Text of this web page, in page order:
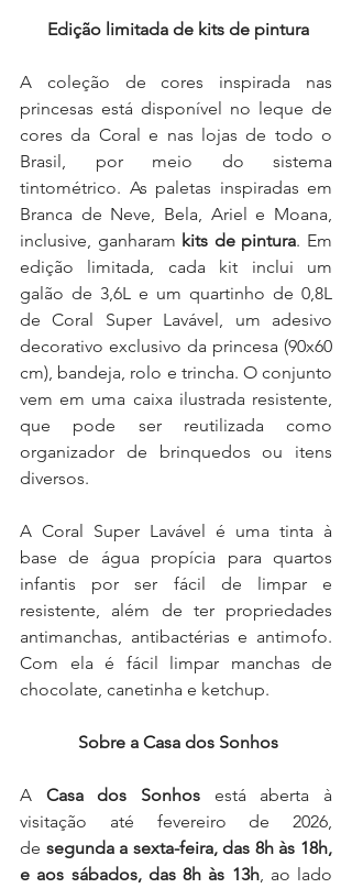
Edição limitada de kits de pintura
A coleção de cores inspirada nas
princesas está disponível no leque de
cores da Coral e nas lojas de todo o
Brasil, por meio do sistema
tintométrico. As paletas inspiradas em
Branca de Neve, Bela, Ariel e Moana,
inclusive, ganharam kits de pintura. Em
edição limitada, cada kit inclui um
galão de 3,6L e um quartinho de 0,8L
de Coral Super Lavável, um adesivo
decorativo exclusivo da princesa (90x60
cm), bandeja, rolo e trincha. O conjunto
vem em uma caixa ilustrada resistente,
que pode ser reutilizada como
organizador de brinquedos ou itens
diversos.
A Coral Super Lavável é uma tinta à
base de água propícia para quartos
infantis por ser fácil de limpar e
resistente, além de ter propriedades
antimanchas, antibactérias e antimofo.
Com ela é fácil limpar manchas de
chocolate, canetinha e ketchup.
Sobre a Casa dos Sonhos
A Casa dos Sonhos está aberta à
visitação até fevereiro de 2026,
de segunda a sexta-feira, das 8h às 18h,
e aos sábados, das 8h às 13h, ao lado